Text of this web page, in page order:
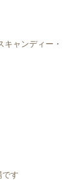
ャンディー・
です